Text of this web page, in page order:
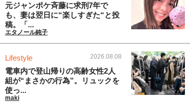
元ジャンポケ斉藤に求刑7年で
も、妻は翌日に“楽しすぎた“と投
稿。「...
エタノール純子
Lifestyle 2026.08.08
電車内で登山帰りの高齢女性2人
組が“まさかの行為”。リュックを
使っ...
maki